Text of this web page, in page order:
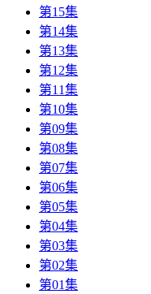
第15集
第14集
第13集
第12集
第11集
第10集
第09集
第08集
第07集
第06集
第05集
第04集
第03集
第02集
第01集